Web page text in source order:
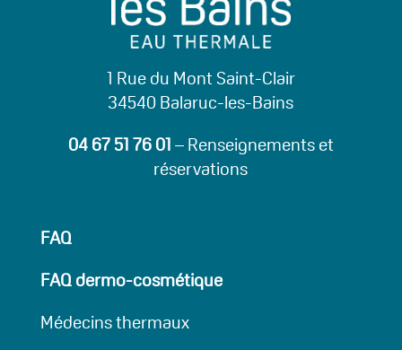
1 Rue du Mont Saint-Clair
34540 Balaruc-les-Bains
04 67 51 76 01– Renseignements et
réservations
FAQ
FAQ dermo-cosmétique
Médecins thermaux